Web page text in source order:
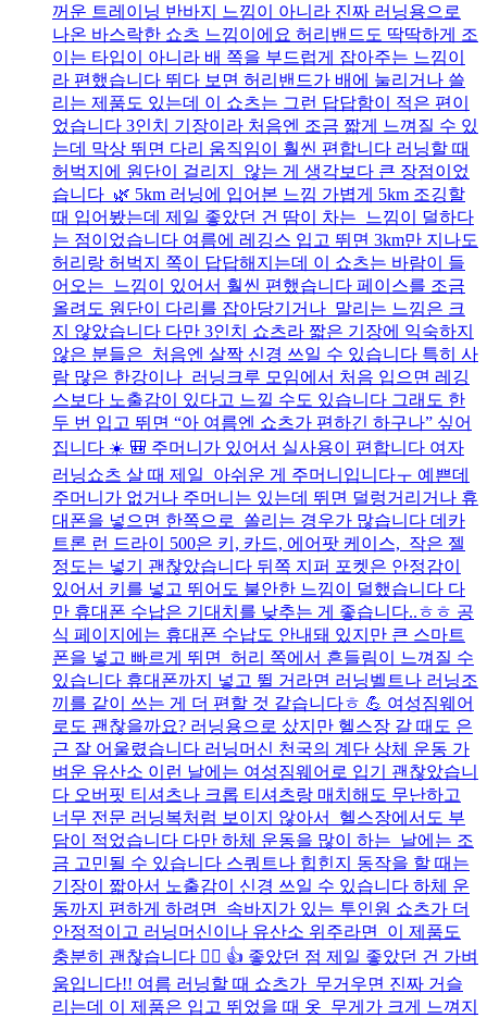
꺼운 트레이닝 반바지 느낌이 아니라 진짜 러닝용으로
나온 바스락한 쇼츠 느낌이에요 허리밴드도 딱딱하게 조
이는 타입이 아니라 배 쪽을 부드럽게 잡아주는 느낌이
라 편했습니다 뛰다 보면 허리밴드가 배에 눌리거나 쓸
리는 제품도 있는데 이 쇼츠는 그런 답답함이 적은 편이
었습니다 3인치 기장이라 처음엔 조금 짧게 느껴질 수 있
는데 막상 뛰면 다리 움직임이 훨씬 편합니다 러닝할 때
허벅지에 원단이 걸리지 않는 게 생각보다 큰 장점이었
습니다 🌿 5km 러닝에 입어본 느낌 가볍게 5km 조깅할
때 입어봤는데 제일 좋았던 건 땀이 차는 느낌이 덜하다
는 점이었습니다 여름에 레깅스 입고 뛰면 3km만 지나도
허리랑 허벅지 쪽이 답답해지는데 이 쇼츠는 바람이 들
어오는 느낌이 있어서 훨씬 편했습니다 페이스를 조금
올려도 원단이 다리를 잡아당기거나 말리는 느낌은 크
지 않았습니다 다만 3인치 쇼츠라 짧은 기장에 익숙하지
않은 분들은 처음엔 살짝 신경 쓰일 수 있습니다 특히 사
람 많은 한강이나 러닝크루 모임에서 처음 입으면 레깅
스보다 노출감이 있다고 느낄 수도 있습니다 그래도 한
두 번 입고 뛰면 “아 여름엔 쇼츠가 편하긴 하구나” 싶어
집니다 ☀️ 🎒 주머니가 있어서 실사용이 편합니다 여자
러닝쇼츠 살 때 제일 아쉬운 게 주머니입니다ㅜ 예쁜데
주머니가 없거나 주머니는 있는데 뛰면 덜렁거리거나 휴
대폰을 넣으면 한쪽으로 쏠리는 경우가 많습니다 데카
트론 런 드라이 500은 키, 카드, 에어팟 케이스, 작은 젤
정도는 넣기 괜찮았습니다 뒤쪽 지퍼 포켓은 안정감이
있어서 키를 넣고 뛰어도 불안한 느낌이 덜했습니다 다
만 휴대폰 수납은 기대치를 낮추는 게 좋습니다..ㅎㅎ 공
식 페이지에는 휴대폰 수납도 안내돼 있지만 큰 스마트
폰을 넣고 빠르게 뛰면 허리 쪽에서 흔들림이 느껴질 수
있습니다 휴대폰까지 넣고 뛸 거라면 러닝벨트나 러닝조
끼를 같이 쓰는 게 더 편할 것 같습니다ㅎ 💪 여성짐웨어
로도 괜찮을까요? 러닝용으로 샀지만 헬스장 갈 때도 은
근 잘 어울렸습니다 러닝머신 천국의 계단 상체 운동 가
벼운 유산소 이런 날에는 여성짐웨어로 입기 괜찮았습니
다 오버핏 티셔츠나 크롭 티셔츠랑 매치해도 무난하고
너무 전문 러닝복처럼 보이지 않아서 헬스장에서도 부
담이 적었습니다 다만 하체 운동을 많이 하는 날에는 조
금 고민될 수 있습니다 스쿼트나 힙힌지 동작을 할 때는
기장이 짧아서 노출감이 신경 쓰일 수 있습니다 하체 운
동까지 편하게 하려면 속바지가 있는 투인원 쇼츠가 더
안정적이고 러닝머신이나 유산소 위주라면 이 제품도
충분히 괜찮습니다 🏋️‍♀️ 👍 좋았던 점 제일 좋았던 건 가벼
움입니다!! 여름 러닝할 때 쇼츠가 무거우면 진짜 거슬
리는데 이 제품은 입고 뛰었을 때 옷 무게가 크게 느껴지